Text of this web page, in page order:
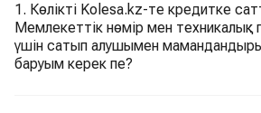
1. Көлікті Kolesa.kz-те кредитке
Мемлекеттік нөмір мен техникалық
үшін сатып алушымен
баруым керек пе?